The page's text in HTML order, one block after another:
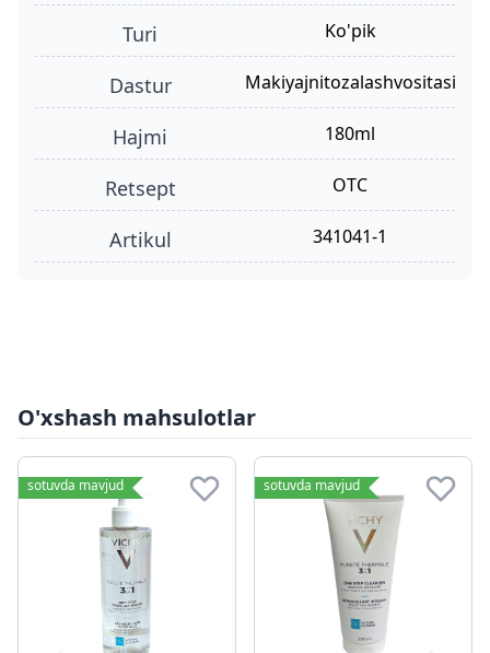
turi ko'pik
dastur makiyajnitozalashvositasi
hajmi 180ml
retsept OTC
Artikul 341041-1
O'xshash mahsulotlar
sotuvda mavjud sotuvda mavjud